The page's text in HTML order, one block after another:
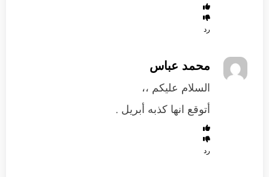
رد
محمد عباس
السلام عليكم ،،
أتوقع انها كذبه أبريل .
رد